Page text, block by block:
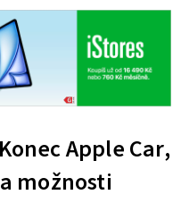
Apple Car,
možnosti